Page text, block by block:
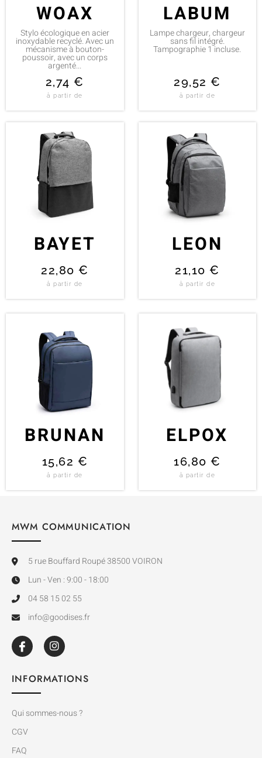
WOAX
Stylo écologique en acier
inoxydable recyclé. Avec un
mécanisme à bouton-
poussoir, avec un corps
argenté...
2,74€
à partir de
LABUM
Lampe chargeur, chargeur
sans fil intégré.
Tampographie 1 incluse.
29,52 €
à partir de
BAYET
22,80 €
à partir de
LEON
21,10 €
à partir de
BRUNAN
15,62 €
à partir de
ELPOX
16,80 €
à partir de
MWM COMMUNICATION
5 rue Bouffard Roupé 38500 VOIRON
Lun - Ven : 9:00 - 18:00
04 58 15 02 55
info@goodises.fr
INFORMATIONS
Qui sommes-nous ?
CGV
FAQ